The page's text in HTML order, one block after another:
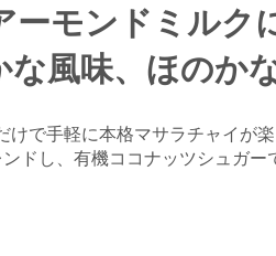
ーモンドミルク
な風味、ほのか
けで手軽に本格マサラチャイが
ドし、有機ココナッツシュガー